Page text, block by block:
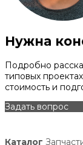
Нужна
Подробно
типовых
стоимость и
Задать вопрос
Каталог